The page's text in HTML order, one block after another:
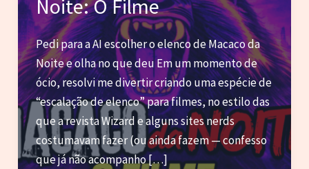
Noite: O Filme
Pedi para a AI escolher o elenco de Macaco da
Noite e olha no que deu Em um momento de
ócio, resolvi me divertir criando uma espécie de
“escalação de elenco” para filmes, no estilo das
que a revista Wizard e alguns sites nerds
costumavam fazer (ou ainda fazem — confesso
que já não acompanho […]